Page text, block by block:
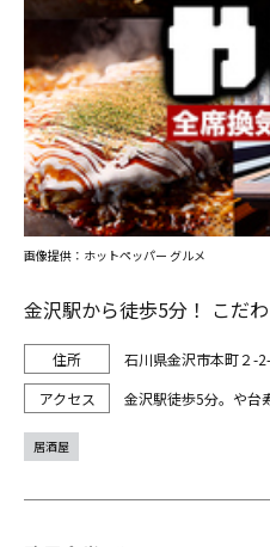
金沢駅から徒歩5分！ こだ
石川県金沢市本町２-
金沢駅徒歩5分。や台
画像提供：ホットペッパー グルメ
居酒屋